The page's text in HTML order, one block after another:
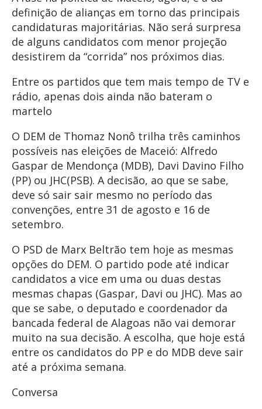
definição de alianças em torno das principais
candidaturas majoritárias. Não será surpresa
de alguns candidatos com menor projeção
desistirem da “corrida” nos próximos dias.
Entre os partidos que tem mais tempo de TV e
rádio, apenas dois ainda não bateram o
martelo
O DEM de Thomaz Nonô trilha três caminhos
possíveis nas eleições de Maceió: Alfredo
Gaspar de Mendonça (MDB), Davi Davino Filho
(PP) ou JHC(PSB). A decisão, ao que se sabe,
deve só sair sair mesmo no período das
convenções, entre 31 de agosto e 16 de
setembro.
O PSD de Marx Beltrão tem hoje as mesmas
opções do DEM. O partido pode até indicar
candidatos a vice em uma ou duas destas
mesmas chapas (Gaspar, Davi ou JHC). Mas ao
que se sabe, o deputado e coordenador da
bancada federal de Alagoas não vai demorar
muito na sua decisão. A escolha, que hoje está
entre os candidatos do PP e do MDB deve sair
até a próxima semana.
Conversa